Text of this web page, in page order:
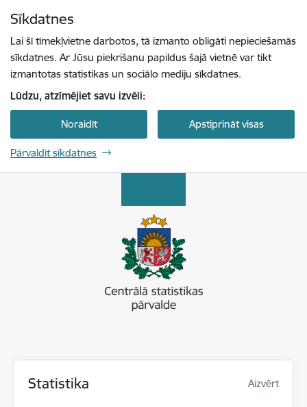
Sīkdatnes
Lai šī tīmekļvietne darbotos, tā izmanto obligāti nepieciešamās
sīkdatnes. Ar Jūsu piekrišanu papildus šajā vietnē var tikt
izmantotas statistikas un sociālo mediju sīkdatnes.
Lūdzu, atzīmējiet savu izvēli:
Noraidīt Apstiprināt visas
Pārvaldīt sīkdatnes
Statistika Aizvērt